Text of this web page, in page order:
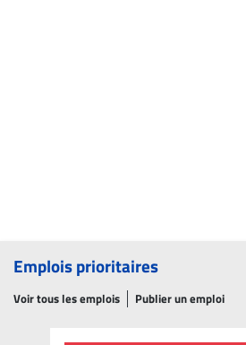
Emplois prioritaires
Voir tous les emplois Publier un emploi